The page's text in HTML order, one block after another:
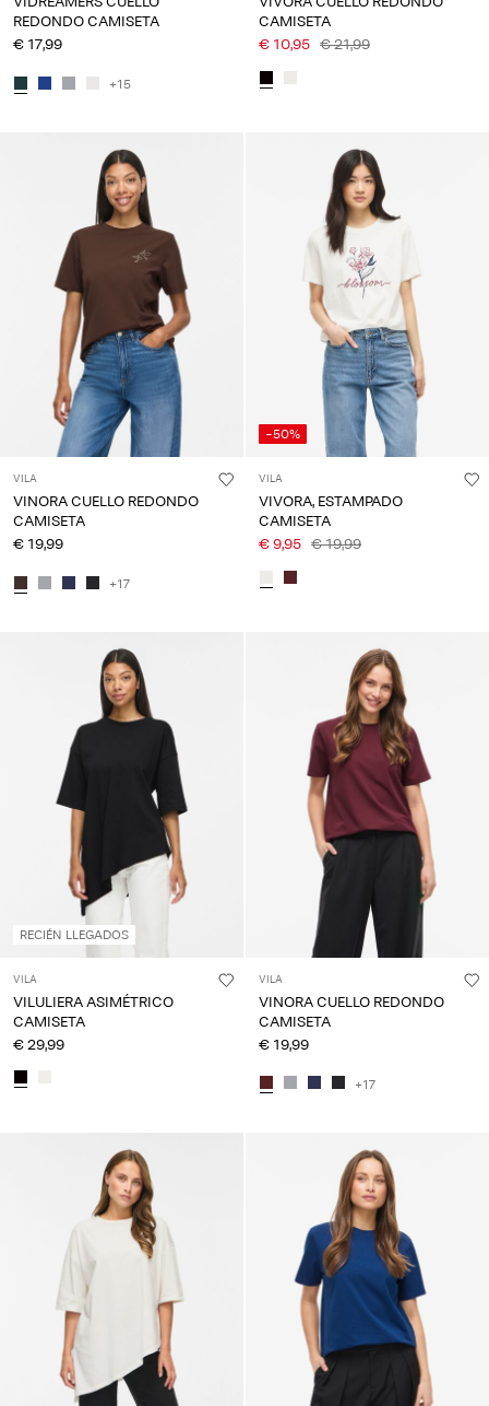
REDONDO CAMISETA
€ 17,99
+15
CAMISETA
€ 10,95 € 21,99
VILA
VINORA CUELLO REDONDO
CAMISETA
€ 19,99
+17
-50%
VILA
VIVORA, ESTAMPADO
CAMISETA
€ 9,95 € 19,99
RECIÉN LLEGADOS
VILA
VILULIERA ASIMÉTRICO
CAMISETA
€ 29,99
VILA
VINORA CUELLO REDONDO
CAMISETA
€ 19,99
+17